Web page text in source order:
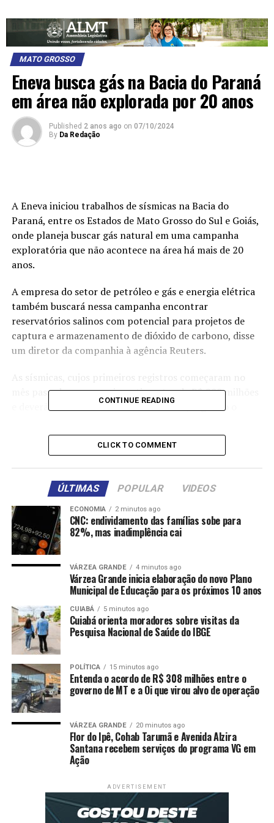
MATO GROSSO
Eneva busca gás na Bacia do Paraná
em área não explorada por 20 anos
Published 2 anos ago on 07/10/2024
By Da Redação
A Eneva iniciou trabalhos de sísmicas na Bacia do
Paraná, entre os Estados de Mato Grosso do Sul e Goiás,
onde planeja buscar gás natural em uma campanha
exploratória que não acontece na área há mais de 20
anos.
A empresa do setor de petróleo e gás e energia elétrica
também buscará nessa campanha encontrar
reservatórios salinos com potencial para projetos de
captura e armazenamento de dióxido de carbono, disse
um diretor da companhia à agência Reuters.
mês passado, preveem investimentos de R$ 200 milhões
e deverão durar cerca de um ano e meio, segundo o
Baixo Carbono na Eneva, Frederico Miranda.
perfurações na região provavelmente em 2027, o que
interromperia um jejum de poços exploratórios e
produtivos de mais de 20 anos na Bacia do Paraná, que
abrange os Estados do rio Paraná, segundo dados da
reguladora ANP.
“A gente vai procurar gás natural, mas toda informação
que a gente adquirir pode ser utilizada também para
avaliação no projeto de captura e armazenamento de
carbono”, afirmou Miranda.
Venda e produção de veículos caem
em setembro ante agosto, diz
Anfavea
Poupança atinge em setembro
maior volume de saques desde
janeiro, diz BC
CONTINUE READING
CLICK TO COMMENT
ÚLTIMAS POPULAR VIDEOS
ECONOMIA 2 minutos ago
CNC: endividamento das famílias sobe para
82%, mas inadimplência cai
VÁRZEA GRANDE 4 minutos ago
Várzea Grande inicia elaboração do novo Plano
Municipal de Educação para os próximos 10 anos
CUIABÁ 5 minutos ago
Cuiabá orienta moradores sobre visitas da
Pesquisa Nacional de Saúde do IBGE
POLÍTICA 15 minutos ago
Entenda o acordo de R$ 308 milhões entre o
governo de MT e a Oi que virou alvo de operação
VÁRZEA GRANDE 20 minutos ago
Flor do Ipê, Cohab Tarumã e Avenida Alzira
Santana recebem serviços do programa VG em
Ação
ADVERTISEMENT